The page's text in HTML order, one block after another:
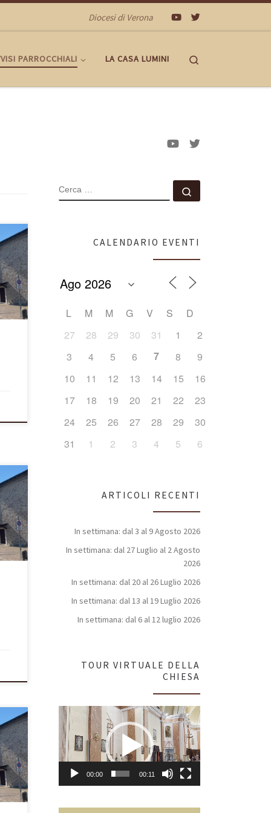
Diocesi di Verona
PARROCCHIALI LA CASA LUMINI
(Lc
ai
ai
a
CERCA
CALENDARIO EVENTI
L M M G V S
D
27
28 29 30 31 1
2
3
4 5 6 7 8
9
10
11 12 13 14 15
16
17
18 19 20 21 22
23
24
25 26 27 28 29
30
31
1 2 3 4 5 6
ARTICOLI RECENTI
In settimana: dal 3 al 9 Agosto 2026
In settimana: dal 27 Luglio al 2 Agosto
2026
In settimana: dal 20 al 26 Luglio 2026
In settimana: dal 13 al 19 Luglio 2026
In settimana: dal 6 al 12 luglio 2026
TOUR VIRTUALE DELLA
CHIESA
Video
Player
00:00 00:11